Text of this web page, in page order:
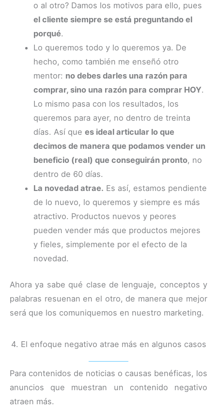
o al otro? Damos los motivos para ello, pues
el cliente siempre se está preguntando el
porqué.
Lo queremos todo y lo queremos ya. De
hecho, como también me enseñó otro
mentor: no debes darles una razón para
comprar, sino una razón para comprar HOY.
Lo mismo pasa con los resultados, los
queremos para ayer, no dentro de treinta
días. Así quees ideal articular lo que
decimos de manera que podamos vender un
beneficio (real) que conseguirán pronto, no
dentro de 60 días.
La novedad atrae. Es así, estamos pendiente
de lo nuevo, lo queremos y siempre es más
atractivo. Productos nuevos y peores
pueden vender más que productos mejores
y fieles, simplemente por el efecto de la
novedad.
Ahora ya sabe qué clase de lenguaje, conceptos y
palabras resuenan en el otro, de manera que mejor
será que los comuniquemos en nuestro marketing.
4. El enfoque negativo atrae más en algunos casos
Para contenidos de noticias o causas benéficas, los
anuncios que muestran un contenido negativo
atraen más.